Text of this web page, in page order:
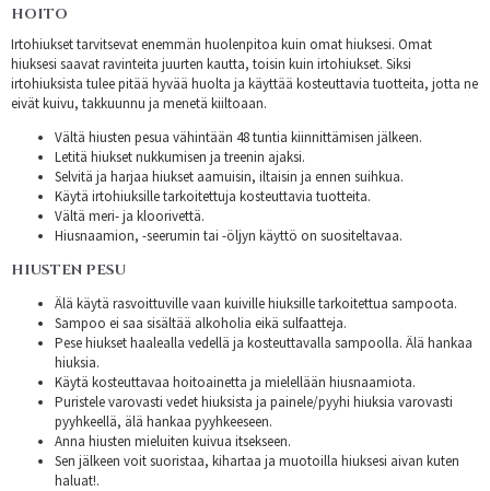
HOITO
Irtohiukset tarvitsevat enemmän huolenpitoa kuin omat hiuksesi. Omat
hiuksesi saavat ravinteita juurten kautta, toisin kuin irtohiukset. Siksi
irtohiuksista tulee pitää hyvää huolta ja käyttää kosteuttavia tuotteita, jotta ne
eivät kuivu, takkuunnu ja menetä kiiltoaan.
Vältä hiusten pesua vähintään 48 tuntia kiinnittämisen jälkeen.
Letitä hiukset nukkumisen ja treenin ajaksi.
Selvitä ja harjaa hiukset aamuisin, iltaisin ja ennen suihkua.
Käytä irtohiuksille tarkoitettuja kosteuttavia tuotteita.
Vältä meri- ja kloorivettä.
Hiusnaamion, -seerumin tai -öljyn käyttö on suositeltavaa.
HIUSTEN PESU
Älä käytä rasvoittuville vaan kuiville hiuksille tarkoitettua sampoota.
Sampoo ei saa sisältää alkoholia eikä sulfaatteja.
Pese hiukset haalealla vedellä ja kosteuttavalla sampoolla. Älä hankaa
hiuksia.
Käytä kosteuttavaa hoitoainetta ja mielellään hiusnaamiota.
Puristele varovasti vedet hiuksista ja painele/pyyhi hiuksia varovasti
pyyhkeellä, älä hankaa pyyhkeeseen.
Anna hiusten mieluiten kuivua itsekseen.
Sen jälkeen voit suoristaa, kihartaa ja muotoilla hiuksesi aivan kuten
haluat!.